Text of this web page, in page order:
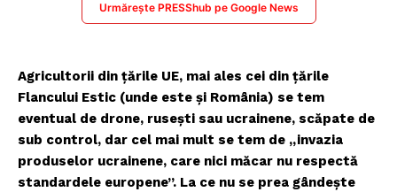
Urmărește PRESShub pe Google News
Agricultorii din țările UE, mai ales cei din țările
Flancului Estic (unde este și România) se tem
eventual de drone, rusești sau ucrainene, scăpate de
sub control, dar cel mai mult se tem de „invazia
produselor ucrainene, care nici măcar nu respectă
standardele europene”. La ce nu se prea gândește